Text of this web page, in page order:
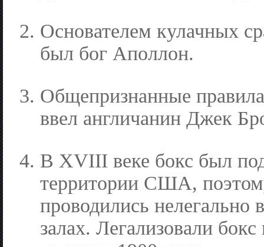
Основателем кулачных
был бог Аполлон.
Общепризнанные
ввел англичанин Джек
В XVIII веке бокс был
территории США,
проводились нелегально
залах. Легализовали